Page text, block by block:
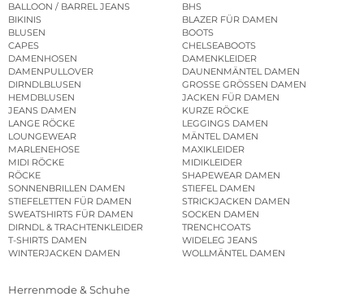
BALLOON / BARREL JEANS
BHS
BIKINIS
BLAZER FÜR DAMEN
BLUSEN
BOOTS
CAPES
CHELSEABOOTS
DAMENHOSEN
DAMENKLEIDER
DAMENPULLOVER
DAUNENMÄNTEL DAMEN
DIRNDLBLUSEN
GROSSE GRÖSSEN DAMEN
HEMDBLUSEN
JACKEN FÜR DAMEN
JEANS DAMEN
KURZE RÖCKE
LANGE RÖCKE
LEGGINGS DAMEN
LOUNGEWEAR
MÄNTEL DAMEN
MARLENEHOSE
MAXIKLEIDER
MIDI RÖCKE
MIDIKLEIDER
RÖCKE
SHAPEWEAR DAMEN
SONNENBRILLEN DAMEN
STIEFEL DAMEN
STIEFELETTEN FÜR DAMEN
STRICKJACKEN DAMEN
SWEATSHIRTS FÜR DAMEN
SOCKEN DAMEN
DIRNDL & TRACHTENKLEIDER
TRENCHCOATS
T-SHIRTS DAMEN
WIDELEG JEANS
WINTERJACKEN DAMEN
WOLLMÄNTEL DAMEN
Herrenmode & Schuhe